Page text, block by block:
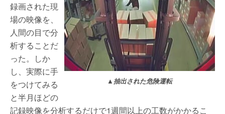
▲抽出された危険運転
録画された現
場の映像を、
人間の目で分
析することだ
った。しか
し、実際に手
をつけてみる
と半月ほどの
記録映像を分析するだけで1週間以上の工数がかかるこ